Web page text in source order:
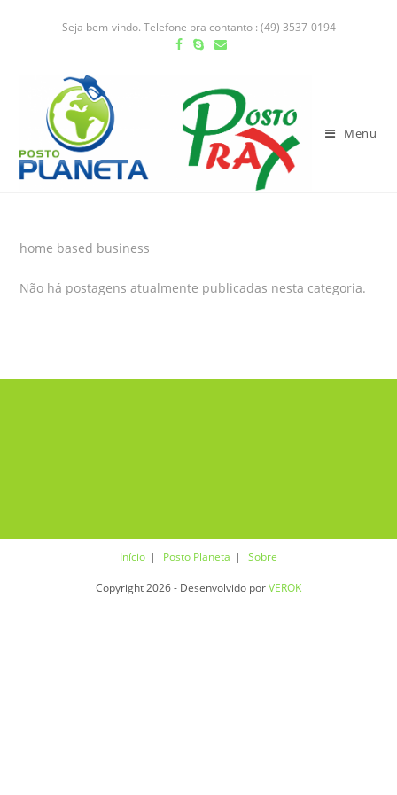
Seja bem-vindo. Telefone pra contanto : (49) 3537-0194
Menu
home based business
Não há postagens atualmente publicadas nesta categoria.
Início Posto Planeta Sobre
Copyright 2026 - Desenvolvido porVEROK